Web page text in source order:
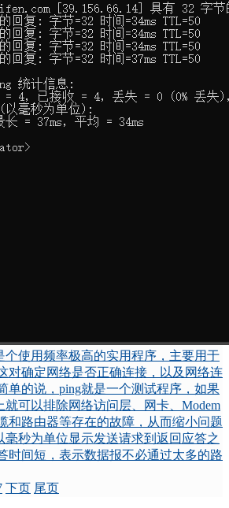
使用频率极高的实用程序，主要用于
对确定网络是否正确连接，以及网络连
单的说，ping就是一个测试程序，如果
就可以排除网络访问层、网卡、Modem
和路由器等存在的故障，从而缩小问题
秒为单位显示发送请求到返回应答之
时间短，表示数据报不必通过太多的路
下页 尾页